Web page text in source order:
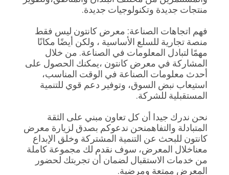
منتجات جديدة وتكنولوجيات جديدة.
فهم اتجاهات الصناعة: معرض كانتون ليس فقط
منصة تجارية للسلع الأساسية ، ولكن أيضًا مكانًا
مهمًا لتبادل المعلومات في الصناعة. من خلال
المشاركة في معرض كانتون ،يمكنك الحصول على
أحدث معلومات الصناعة في الوقت المناسب،
استيعاب نبض السوق، وتوفير دعم قوي للتنمية
المستقبلية للشركة.
نحن ندرك جيدا أن كل تعاون مبني على الثقة
المتبادلة والتفاهمنحن ندعوكم بصدق لزيارة معرض
كانتون للبحث عن التنمية المشتركة وخلق الإبداع
معناخلال المعرض، سوف نقدم لك مجموعة كاملة
من خدمات الاستقبال لضمان أن تجربتك لحضور
المعرض ممتعة ومرضية.